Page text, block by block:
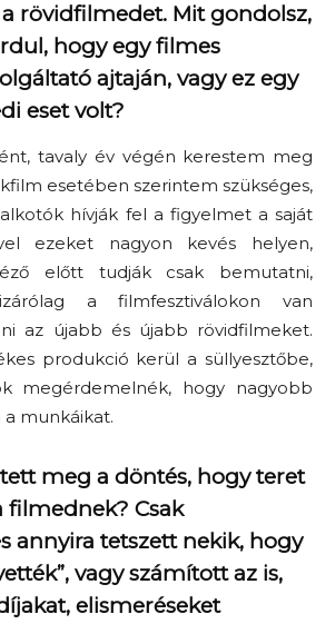
rövidfilmedet. Mit gondolsz,
hogy egy filmes
ajtaján, vagy ez egy
eset volt?
tavaly év végén kerestem meg
esetében szerintem szükséges,
hívják fel a figyelmet a saját
ezeket nagyon kevés helyen,
előtt tudják csak bemutatni,
a filmfesztiválokon van
az újabb és újabb rövidfilmeket.
produkció kerül a süllyesztőbe,
megérdemelnék, hogy nagyobb
a munkáikat.
meg a döntés, hogy teret
filmednek? Csak
annyira tetszett nekik, hogy
vagy számított az is,
elismeréseket